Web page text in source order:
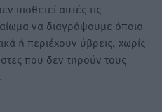
υιοθετεί αυτές τις
να διαγράψουμε όποια
ή περιέχουν ύβρεις, χωρίς
που δεν τηρούν τους